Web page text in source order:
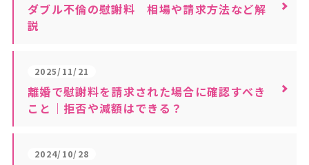
ダブル不倫の慰謝料 相場や請求方法など解
説
2025/11/21
離婚で慰謝料を請求された場合に確認すべき
こと｜拒否や減額はできる？
2024/10/28